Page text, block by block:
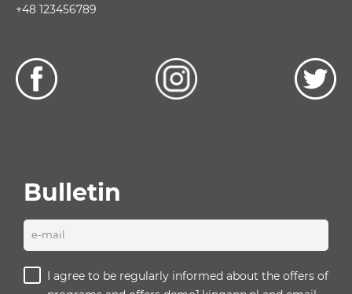
+48 123456789
Bulletin
e-mail
I agree to be regularly informed about the offers of